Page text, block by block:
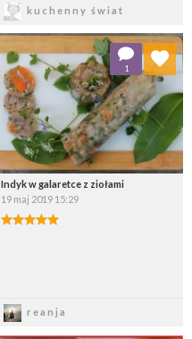
kuchenny świat
Indyk w galaretce z ziołami
19 maj 2019 15:29
reanja
1
Dodaj do ulubionych
Wybierz listę: